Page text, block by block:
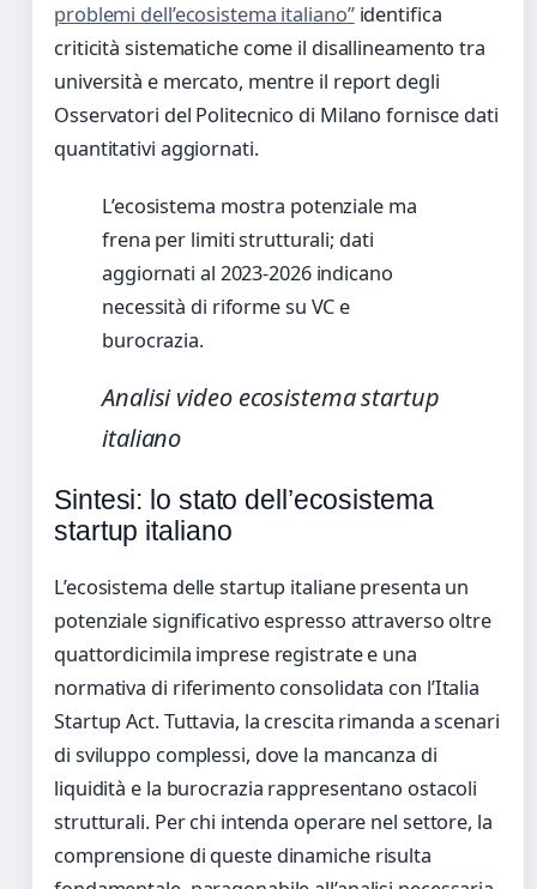
problemi dell’ecosistema italiano”identifica
criticità sistematiche come il disallineamento tra
università e mercato, mentre il report degli
Osservatori del Politecnico di Milano fornisce dati
quantitativi aggiornati.
L’ecosistema mostra potenziale ma
frena per limiti strutturali; dati
aggiornati al 2023-2026 indicano
necessità di riforme su VC e
burocrazia.
Analisi video ecosistema startup
italiano
Sintesi: lo stato dell’ecosistema
startup italiano
L’ecosistema delle startup italiane presenta un
potenziale significativo espresso attraverso oltre
quattordicimila imprese registrate e una
normativa di riferimento consolidata con l’Italia
Startup Act. Tuttavia, la crescita rimanda a scenari
di sviluppo complessi, dove la mancanza di
liquidità e la burocrazia rappresentano ostacoli
strutturali. Per chi intenda operare nel settore, la
comprensione di queste dinamiche risulta